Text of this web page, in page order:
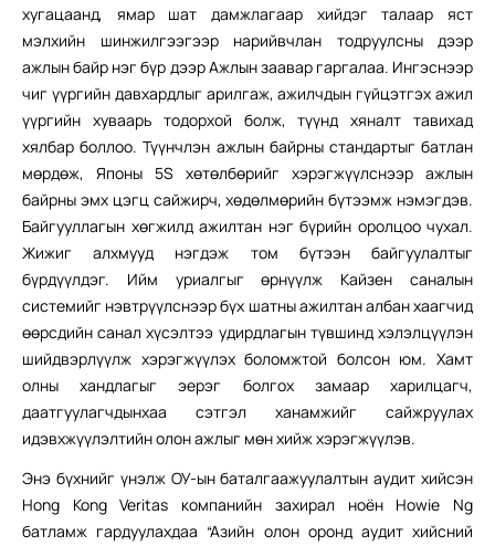
хугацаанд, ямар шат дамжлагаар хийдэг талаар яст
мэлхийн шинжилгээгээр нарийвчлан тодруулсны дээр
ажлын байр нэг бүр дээр Ажлын заавар гаргалаа. Ингэснээр
чиг үүргийн давхардлыг арилгаж, ажилчдын гүйцэтгэх ажил
үүргийн хуваарь тодорхой болж, түүнд хяналт тавихад
хялбар боллоо. Түүнчлэн ажлын байрны стандартыг батлан
мөрдөж, Японы 5S хөтөлбөрийг хэрэгжүүлснээр ажлын
байрны эмх цэгц сайжирч, хөдөлмөрийн бүтээмж нэмэгдэв.
Байгууллагын хөгжилд ажилтан нэг бүрийн оролцоо чухал.
Жижиг алхмууд нэгдэж том бүтээн байгуулалтыг
бүрдүүлдэг. Ийм уриалгыг өрнүүлж Кайзен саналын
системийг нэвтрүүлснээр бүх шатны ажилтан албан хаагчид
өөрсдийн санал хүсэлтээ удирдлагын түвшинд хэлэлцүүлэн
шийдвэрлүүлж хэрэгжүүлэх боломжтой болсон юм. Хамт
олны хандлагыг эерэг болгох замаар харилцагч,
даатгуулагчдынхаа сэтгэл ханамжийг сайжруулах
идэвхжүүлэлтийн олон ажлыг мөн хийж хэрэгжүүлэв.
Энэ бүхнийг үнэлж ОУ-ын баталгаажуулалтын аудит хийсэн
Hong Kong Veritas компанийн захирал ноён Howie Ng
батламж гардуулахдаа “Азийн олон оронд аудит хийсний